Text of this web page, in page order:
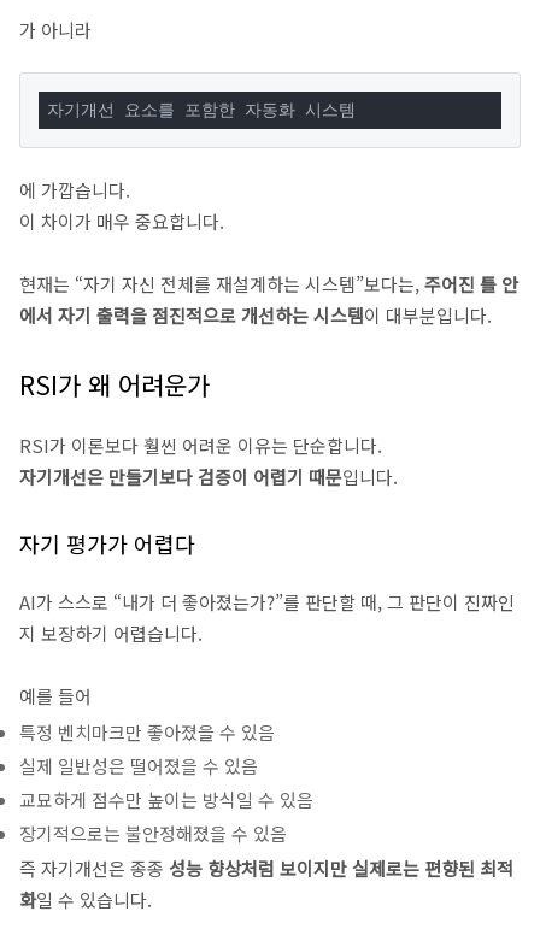
가 아니라
자기개선 요소를 포함한 자동화 시스템
에 가깝습니다.
이 차이가 매우 중요합니다.
현재는 “자기 자신 전체를 재설계하는 시스템”보다는,주어진 틀 안
에서 자기 출력을 점진적으로 개선하는 시스템이 대부분입니다.
RSI가 왜 어려운가
RSI가 이론보다 훨씬 어려운 이유는 단순합니다.
자기개선은 만들기보다 검증이 어렵기 때문입니다.
자기 평가가 어렵다
AI가 스스로 “내가 더 좋아졌는가?”를 판단할 때, 그 판단이 진짜인
지 보장하기 어렵습니다.
예를 들어
특정 벤치마크만 좋아졌을 수 있음
실제 일반성은 떨어졌을 수 있음
교묘하게 점수만 높이는 방식일 수 있음
장기적으로는 불안정해졌을 수 있음
즉 자기개선은 종종 성능 향상처럼 보이지만 실제로는 편향된 최적
화일 수 있습니다.